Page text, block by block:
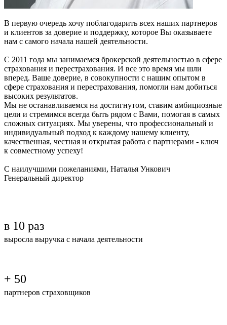
В первую очередь хочу поблагодарить всех наших партнеров
и клиентов за доверие и поддержку, которое Вы оказываете
нам с самого начала нашей деятельности.
C 2011 года мы занимаемся брокерской деятельностью в сфере
страхования и перестрахования. И все это время мы шли
вперед. Ваше доверие, в совокупности с нашим опытом в
сфере страхования и перестрахования, помогли нам добиться
высоких результатов.
Мы не останавливаемся на достигнутом, ставим амбициозные
цели и стремимся всегда быть рядом с Вами, помогая в самых
сложных ситуациях. Мы уверены, что профессиональный и
индивидуальный подход к каждому нашему клиенту,
качественная, честная и открытая работа с партнерами - ключ
к совместному успеху!
С наилучшими пожеланиями, Наталья Ункович
Генеральный директор
в 10 раз
выросла выручка с начала деятельности
+ 50
партнеров страховщиков